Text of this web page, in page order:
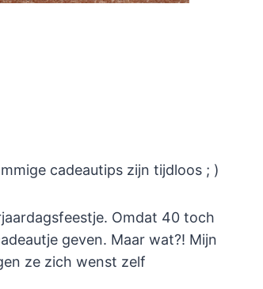
cadeautips zijn tijdloos ; )
Omdat 40 toch
geven. Maar wat?! Mijn
ze zich wenst zelf